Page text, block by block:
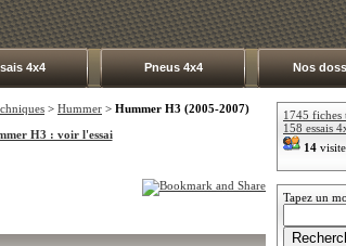
4x4 Pneus 4x4 Nos
> Hummer > Hummer H3 (2005-2007)
H3 : voir l'essai
1745 fiches
158 essais
14
Tapez un